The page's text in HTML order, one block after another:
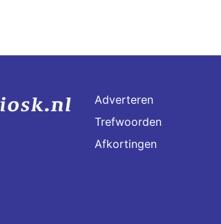
Adverteren
Trefwoorden
Afkortingen